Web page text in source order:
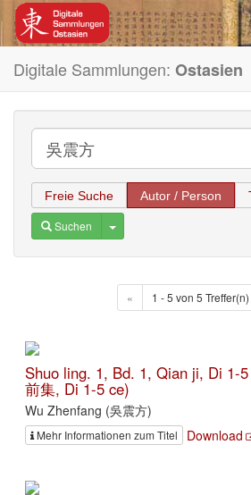
Digitale Sammlungen: Ostasien
Freie Suche Autor / Person
Suchen Toggle Dropdown
« 1 - 5 von 5 Treffer(n)
Shuo ling. 1, Bd. 1, Qian ji, Di 1-
前集, Di 1-5 ce)
Wu Zhenfang (吳震方)
Mehr Informationen zum Titel Download